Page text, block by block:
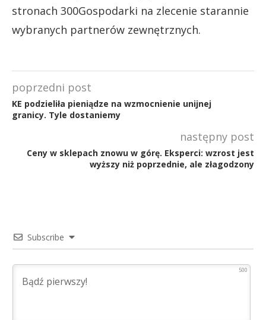
stronach 300Gospodarki na zlecenie starannie
wybranych partnerów zewnętrznych.
poprzedni post
KE podzieliła pieniądze na wzmocnienie unijnej
granicy. Tyle dostaniemy
następny post
Ceny w sklepach znowu w górę. Eksperci: wzrost jest
wyższy niż poprzednie, ale złagodzony
Subscribe
500